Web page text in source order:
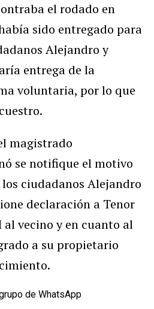
el rodado en
sido entregado para
Alejandro y
entrega de la
voluntaria, por lo que
magistrado
se notifique el motivo
ciudadanos Alejandro
declaración a Tenor
al vecino y en cuanto al
a su propietario
de WhatsApp